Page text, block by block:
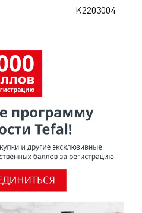
K2203004